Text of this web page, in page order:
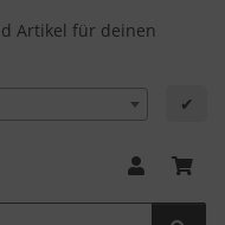
Artikel für deinen
✔